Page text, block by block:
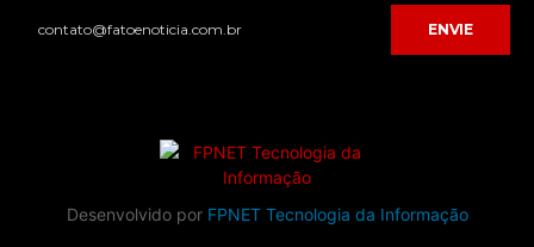
ENVIE
Desenvolvido por FPNET Tecnologia da Informação